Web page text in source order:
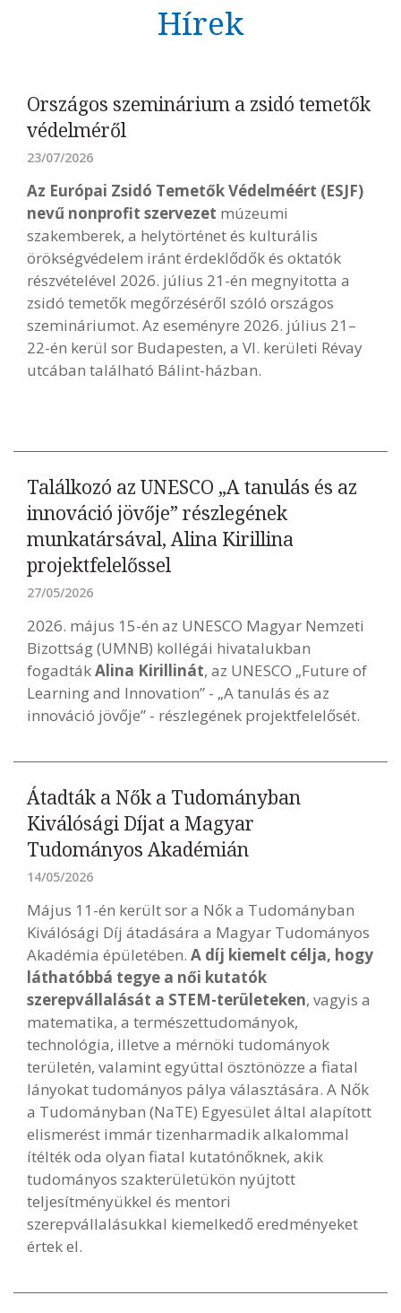
Hírek
Országos szeminárium a zsidó temetők
védelméről
23/07/2026
Az Európai Zsidó Temetők Védelméért (ESJF)
nevű nonprofit szervezet múzeumi
szakemberek, a helytörténet és kulturális
örökségvédelem iránt érdeklődők és oktatók
részvételével 2026. július 21-én megnyitotta a
zsidó temetők megőrzéséről szóló országos
szemináriumot. Az eseményre 2026. július 21–
22-én kerül sor Budapesten, a VI. kerületi Révay
utcában található Bálint-házban.
Találkozó az UNESCO „A tanulás és az
innováció jövője” részlegének
munkatársával, Alina Kirillina
projektfelelőssel
27/05/2026
2026. május 15-én az UNESCO Magyar Nemzeti
Bizottság (UMNB) kollégái hivatalukban
fogadtákAlina Kirillinát, az UNESCO „Future of
Learning and Innovation” - „A tanulás és az
innováció jövője” - részlegének projektfelelősét.
Átadták a Nők a Tudományban
Kiválósági Díjat a Magyar
Tudományos Akadémián
14/05/2026
Május 11-én került sor a Nők a Tudományban
Kiválósági Díj átadására a Magyar Tudományos
Akadémia épületében. A díj kiemelt célja, hogy
láthatóbbá tegye a női kutatók
szerepvállalását a STEM-területeken, vagyis a
matematika, a természettudományok,
technológia, illetve a mérnöki tudományok
területén, valamint egyúttal ösztönözze a fiatal
lányokat tudományos pálya választására. A Nők
a Tudományban (NaTE) Egyesület által alapított
elismerést immár tizenharmadik alkalommal
ítélték oda olyan fiatal kutatónőknek, akik
tudományos szakterületükön nyújtott
teljesítményükkel és mentori
szerepvállalásukkal kiemelkedő eredményeket
értek el.